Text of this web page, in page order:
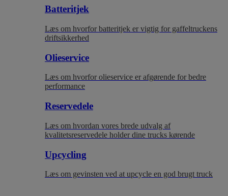
Batteritjek
Læs om hvorfor batteritjek er vigtig for gaffeltruckens
driftsikkerhed
Olieservice
Læs om hvorfor olieservice er afgørende for bedre
performance
Reservedele
Læs om hvordan vores brede udvalg af
kvalitetsreservedele holder dine trucks kørende
Upcycling
Læs om gevinsten ved at upcycle en god brugt truck